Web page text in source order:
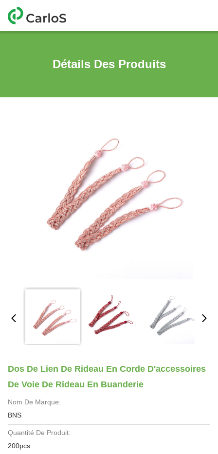
Détails Des Produits
Dos De Lien De Rideau En Corde D'accessoires
De Voie De Rideau En Buanderie
Nom De Marque:
BNS
Quantité De Produit:
200pcs